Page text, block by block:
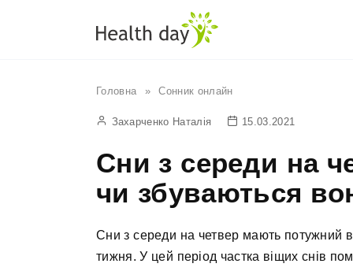
Головна » Сонник онлайн
Захарченко Наталія 15.03.2021
Сни з середи на
чи збуваються
Сни з середи на четвер мають потужний
тижня. У цей період частка віщих снів